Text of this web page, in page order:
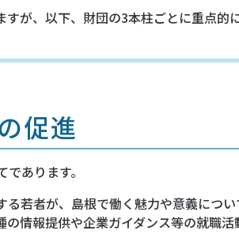
が、以下、財団の3本柱ごとに重点的
促進
あります。
る若者が、島根で働く魅力や意義につ
情報提供や企業ガイダンス等の就職